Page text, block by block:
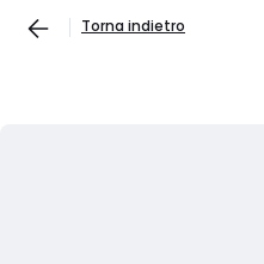
Torna indietro